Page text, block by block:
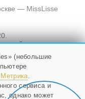
мост, и
3
10 до 20.
(небольшие
.
сервиса и
однако может